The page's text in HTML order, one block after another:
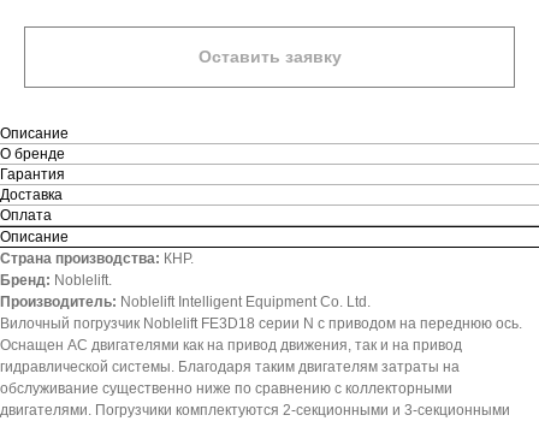
Оставить заявку
Описание
О бренде
Гарантия
Доставка
Оплата
Описание
Страна производства: КНР.
Бренд: Noblelift.
Производитель: Noblelift Intelligent Equipment Co. Ltd.
Вилочный погрузчик Noblelift FE3D18 серии N с приводом на переднюю ось.
Оснащен АС двигателями как на привод движения, так и на привод
гидравлической системы. Благодаря таким двигателям затраты на
обслуживание существенно ниже по сравнению с коллекторными
двигателями. Погрузчики комплектуются 2-секционными и 3-секционными